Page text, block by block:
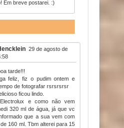
Em breve postarei. :)
29 de agosto de
tarde!!!
feliz, fiz o pudim ontem e
de fotografar rsrsrsrsr
ficou lindo.
e como não vem
320 ml de água, já que vc
que a sua vem com
160 ml. Tbm alterei para 15